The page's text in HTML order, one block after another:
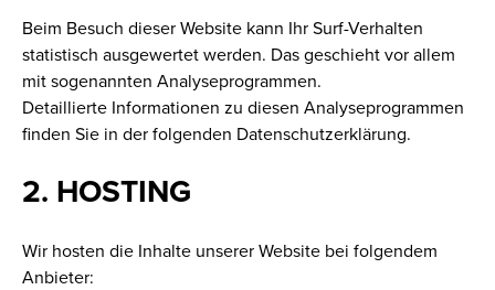
Beim Besuch dieser Website kann Ihr Surf-Verhalten
statistisch ausgewertet werden. Das geschieht vor allem
mit sogenannten Analyseprogrammen.
Detaillierte Informationen zu diesen Analyseprogrammen
finden Sie in der folgenden Datenschutzerklärung.
2. HOSTING
Wir hosten die Inhalte unserer Website bei folgendem
Anbieter: